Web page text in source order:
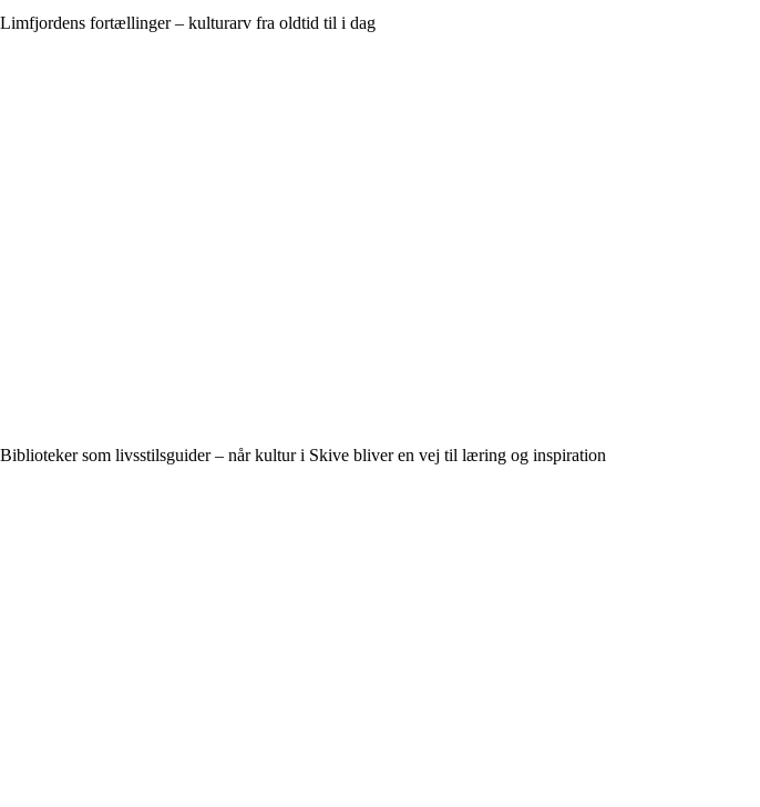
Limfjordens fortællinger – kulturarv fra oldtid til i dag
Biblioteker som livsstilsguider – når kultur i Skive bliver en vej til læring og inspiration